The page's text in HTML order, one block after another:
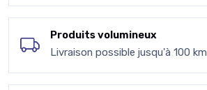
Produits volumineux
Livraison possible jusqu'à 100 km